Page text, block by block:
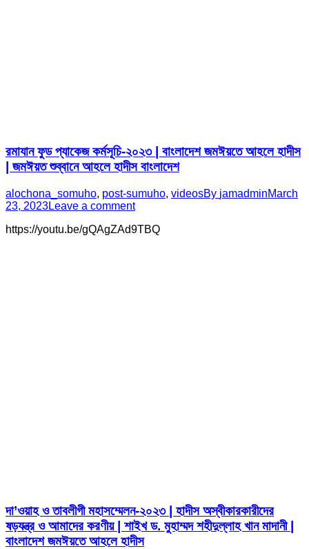
রমাযান ফুড প্যাকেজ কর্মসূচি-২০২৩ | বাংলাদেশ জমঈয়তে আহলে হাদীস
| জমঈয়ত শুব্বানে আহলে হাদীস বাংলাদেশ
alochona_somuho, post-sumuho, videosBy jamadminMarch
23, 2023Leave a comment
https://youtu.be/gQAgZAd9TBQ
দা’ওয়াহ ও তাবলীগী মহাসম্মেলন-২০২৩ | হাদীস অস্বীকারকারীদের
ষড়যন্ত্র ও আমাদের করণীয় | শাইখ ড. মুহাম্মদ শহীদুল্লাহ খান মাদানী |
বাংলাদেশ জমঈয়তে আহলে হাদীস